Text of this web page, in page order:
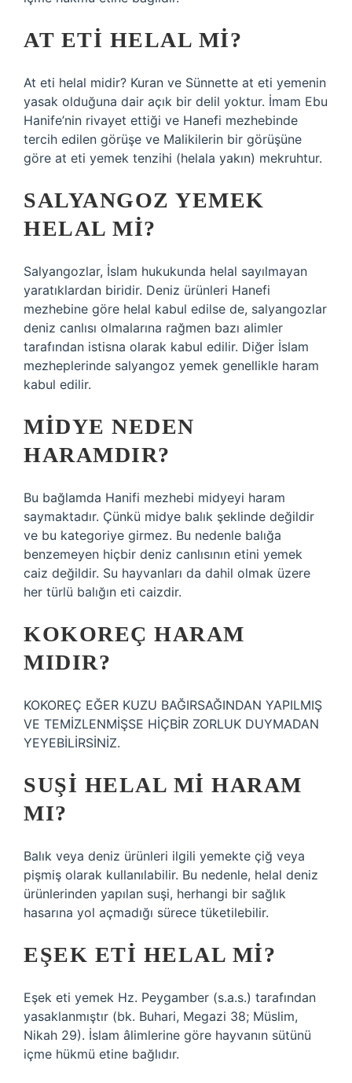
AT ETI HELAL MI?
At eti helal midir? Kuran ve Sünnette at eti yemenin
yasak olduğuna dair açık bir delil yoktur. İmam Ebu
Hanife’nin rivayet ettiği ve Hanefi mezhebinde
tercih edilen görüşe ve Malikilerin bir görüşüne
göre at eti yemek tenzihi (helala yakın) mekruhtur.
SALYANGOZ YEMEK
HELAL MI?
Salyangozlar, İslam hukukunda helal sayılmayan
yaratıklardan biridir. Deniz ürünleri Hanefi
mezhebine göre helal kabul edilse de, salyangozlar
deniz canlısı olmalarına rağmen bazı alimler
tarafından istisna olarak kabul edilir. Diğer İslam
mezheplerinde salyangoz yemek genellikle haram
kabul edilir.
MIDYE NEDEN
HARAMDIR?
Bu bağlamda Hanifi mezhebi midyeyi haram
saymaktadır. Çünkü midye balık şeklinde değildir
ve bu kategoriye girmez. Bu nedenle balığa
benzemeyen hiçbir deniz canlısının etini yemek
caiz değildir. Su hayvanları da dahil olmak üzere
her türlü balığın eti caizdir.
KOKOREÇ HARAM
MIDIR?
KOKOREÇ EĞER KUZU BAĞIRSAĞINDAN YAPILMIŞ
VE TEMİZLENMİŞSE HİÇBİR ZORLUK DUYMADAN
YEYEBİLİRSİNİZ.
SUŞI HELAL MI HARAM
MI?
Balık veya deniz ürünleri ilgili yemekte çiğ veya
pişmiş olarak kullanılabilir. Bu nedenle, helal deniz
ürünlerinden yapılan suşi, herhangi bir sağlık
hasarına yol açmadığı sürece tüketilebilir.
EŞEK ETI HELAL MI?
Eşek eti yemek Hz. Peygamber (s.a.s.) tarafından
yasaklanmıştır (bk. Buhari, Megazi 38; Müslim,
Nikah 29). İslam âlimlerine göre hayvanın sütünü
içme hükmü etine bağlıdır.